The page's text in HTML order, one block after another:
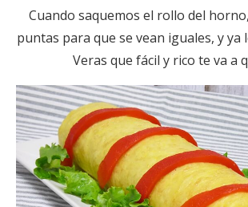
Cuando saquemos el rollo del
puntas para que se vean iguales, y ya
Veras que fácil y rico te va a